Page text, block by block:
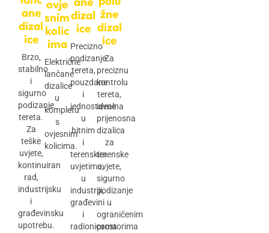
ane
dizal
ice
Brzo,
stabilno
i
sigurno
podizanje
tereta.
Za
teške
uvjete,
kontinuiran
rad,
industrijsku
i
građevinsku
upotrebu.
ovje
snim
kolic
ima
Električne
lančane
dizalice
u
kompletu
s
ovjesnim
kolicima.
dizal
ice
Precizno
podizanje
tereta,
pouzdane
i
jednostavne
u
hitnim
i
terenskim
uvjetima,
u
industriji,
građevini
i
radionicama
žne
dizal
ice
Za
preciznu
kontrolu
tereta,
idealna
prijenosna
dizalica
za
terenske
uvjete,
sigurno
podizanje
u
ograničenim
prostorima